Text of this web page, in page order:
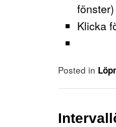
fönster)
Klicka
Posted in